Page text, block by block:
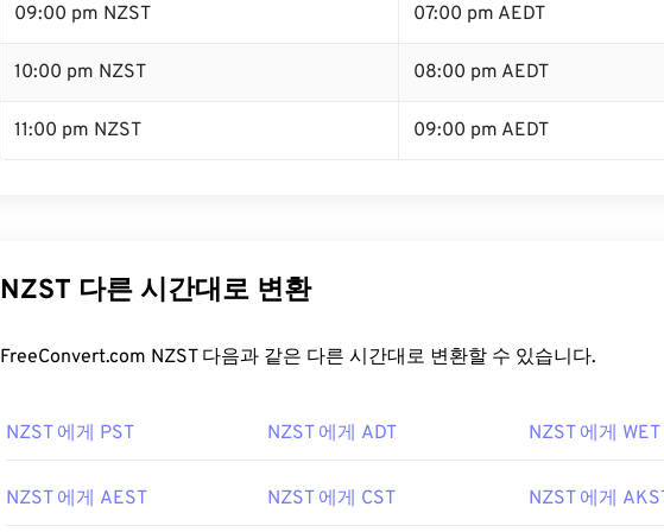
09:00 pm NZST 07:00 pm AEDT
10:00 pm NZST 08:00 pm AEDT
11:00 pm NZST 09:00 pm AEDT
NZST 다른 시간대로 변환
FreeConvert.com NZST 다음과 같은 다른 시간대로 변환할 수 있습니다.
NZST 에게 PST NZST 에게 ADT NZST 에게 WET
NZST 에게 AEST NZST 에게 CST NZST 에게